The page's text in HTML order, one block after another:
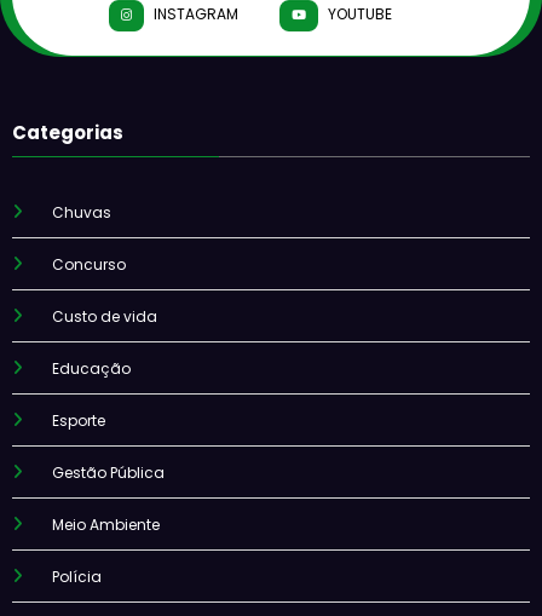
INSTAGRAM
YOUTUBE
Categorias
Chuvas
Concurso
Custo de vida
Educação
Esporte
Gestão Pública
Meio Ambiente
Polícia